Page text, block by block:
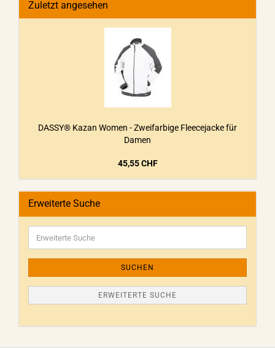
Zuletzt angesehen
DASSY® Kazan Women - Zweifarbige Fleecejacke für
Damen
45,55 CHF
Erweiterte Suche
SUCHEN
ERWEITERTE SUCHE